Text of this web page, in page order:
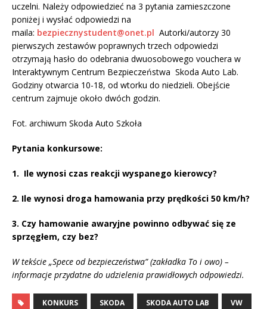
uczelni. Należy odpowiedzieć na 3 pytania zamieszczone
poniżej i wysłać odpowiedzi na
maila: bezpiecznystudent@onet.pl Autorki/autorzy 30
pierwszych zestawów poprawnych trzech odpowiedzi
otrzymają hasło do odebrania dwuosobowego vouchera w
Interaktywnym Centrum Bezpieczeństwa Skoda Auto Lab.
Godziny otwarcia 10-18, od wtorku do niedzieli. Obejście
centrum zajmuje około dwóch godzin.
Fot. archiwum Skoda Auto Szkoła
Pytania konkursowe:
1. Ile wynosi czas reakcji wyspanego kierowcy?
2. Ile wynosi droga hamowania przy prędkości 50 km/h?
3. Czy hamowanie awaryjne powinno odbywać się ze
sprzęgłem, czy bez?
W tekście „Spece od bezpieczeństwa” (zakładka To i owo) –
informacje przydatne do udzielenia prawidłowych odpowiedzi.
KONKURS SKODA SKODA AUTO LAB VW